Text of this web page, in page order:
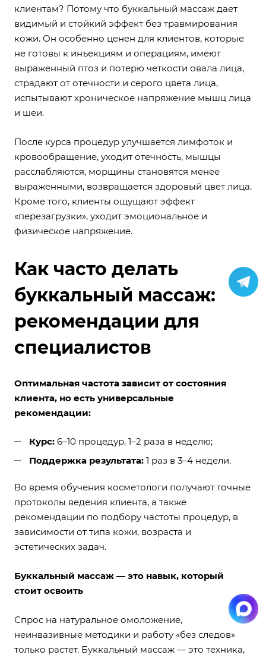
клиентам? Потому что буккальный массаж дает
видимый и стойкий эффект без травмирования
кожи. Он особенно ценен для клиентов, которые
не готовы к инъекциям и операциям, имеют
выраженный птоз и потерю четкости овала лица,
страдают от отечности и серого цвета лица,
испытывают хроническое напряжение мышц лица
и шеи.
После курса процедур улучшается лимфоток и
кровообращение, уходит отечность, мышцы
расслабляются, морщины становятся менее
выраженными, возвращается здоровый цвет лица.
Кроме того, клиенты ощущают эффект
«перезагрузки», уходит эмоциональное и
физическое напряжение.
Как часто делать
буккальный массаж:
рекомендации для
специалистов
Оптимальная частота зависит от состояния
клиента, но есть универсальные
рекомендации:
Курс: 6–10 процедур, 1–2 раза в неделю;
Поддержка результата: 1 раз в 3–4 недели.
Во время обучения косметологи получают точные
протоколы ведения клиента, а также
рекомендации по подбору частоты процедур, в
зависимости от типа кожи, возраста и
эстетических задач.
Буккальный массаж — это навык, который
стоит освоить
Спрос на натуральное омоложение,
неинвазивные методики и работу «без следов»
только растет. Буккальный массаж — это техника,